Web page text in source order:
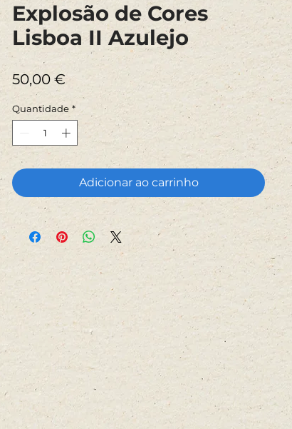
Explosão de Cores
Lisboa II Azulejo
50,00 € Preço
Quantidade *
Adicionar ao carrinho